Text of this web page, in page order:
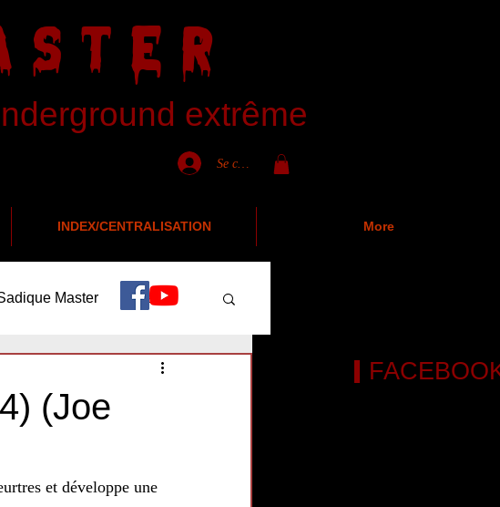
extrême
Se connecter
INDEX/CENTRALISATION More
Master News
(Joe
et développe une